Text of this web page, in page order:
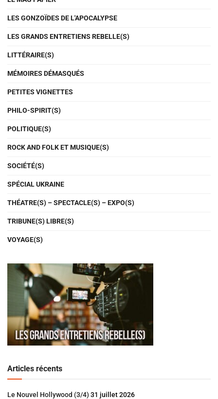
LES GONZOÏDES DE L'APOCALYPSE
LES GRANDS ENTRETIENS REBELLE(S)
LITTÉRAIRE(S)
MÉMOIRES DÉMASQUÉS
PETITES VIGNETTES
PHILO-SPIRIT(S)
POLITIQUE(S)
ROCK AND FOLK ET MUSIQUE(S)
SOCIÉTÉ(S)
SPÉCIAL UKRAINE
THÉATRE(S) – SPECTACLE(S) – EXPO(S)
TRIBUNE(S) LIBRE(S)
VOYAGE(S)
Articles récents
Le Nouvel Hollywood (3/4) 31 juillet 2026